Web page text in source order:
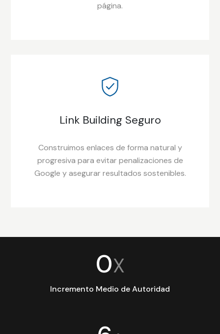
página.
Link Building Seguro
Construimos enlaces de forma natural y
progresiva para evitar penalizaciones de
Google y asegurar resultados sostenibles.
0X
Incremento Medio de Autoridad